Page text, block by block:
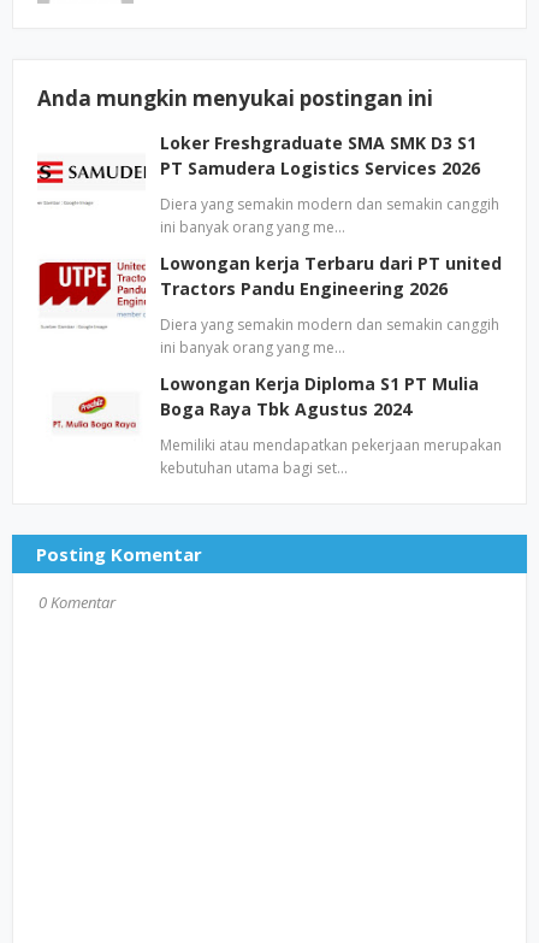
Anda mungkin menyukai postingan ini
Loker Freshgraduate SMA SMK D3 S1
PT Samudera Logistics Services 2026
Diera yang semakin modern dan semakin canggih
ini banyak orang yang me…
Lowongan kerja Terbaru dari PT united
Tractors Pandu Engineering 2026
Diera yang semakin modern dan semakin canggih
ini banyak orang yang me…
Lowongan Kerja Diploma S1 PT Mulia
Boga Raya Tbk Agustus 2024
Memiliki atau mendapatkan pekerjaan merupakan
kebutuhan utama bagi set…
Posting Komentar
0 Komentar